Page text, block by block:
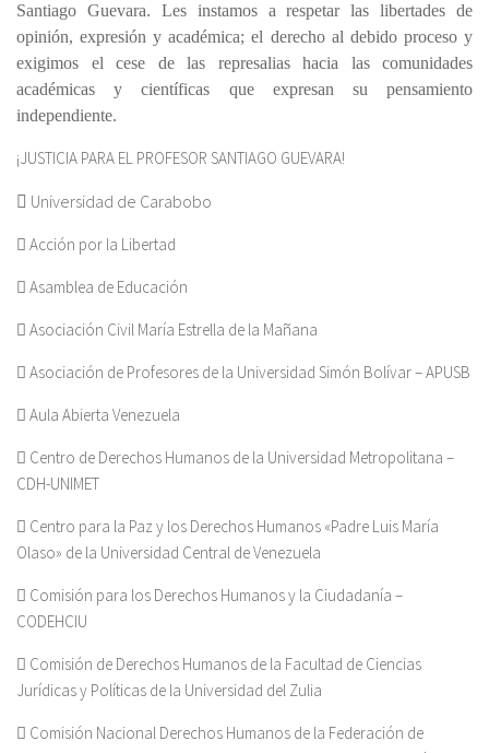
Santiago Guevara. Les instamos a respetar las libertades de
opinión, expresión y académica; el derecho al debido proceso y
exigimos el cese de las represalias hacia las comunidades
académicas y científicas que expresan su pensamiento
independiente.
¡JUSTICIA PARA EL PROFESOR SANTIAGO GUEVARA!
 Universidad de Carabobo
 Acción por la Libertad
 Asamblea de Educación
 Asociación Civil María Estrella de la Mañana
 Asociación de Profesores de la Universidad Simón Bolívar – APUSB
 Aula Abierta Venezuela
 Centro de Derechos Humanos de la Universidad Metropolitana –
CDH-UNIMET
 Centro para la Paz y los Derechos Humanos «Padre Luis María
Olaso» de la Universidad Central de Venezuela
 Comisión para los Derechos Humanos y la Ciudadanía –
CODEHCIU
 Comisión de Derechos Humanos de la Facultad de Ciencias
Jurídicas y Políticas de la Universidad del Zulia
 Comisión Nacional Derechos Humanos de la Federación de